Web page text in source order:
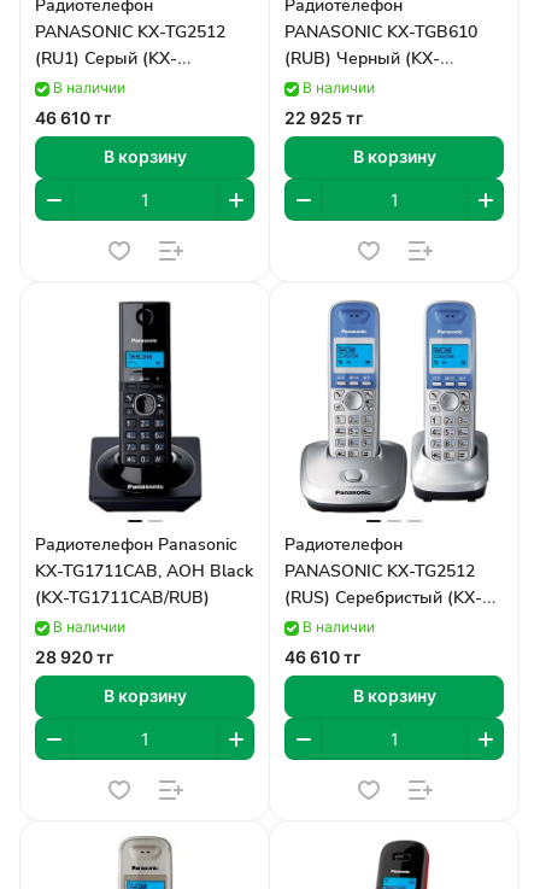
Радиотелефон
PANASONIC KX-TG2512
(RU1) Серый (KX-
TG2512RU1)
В наличии
46 610 тг
В корзину
Радиотелефон
PANASONIC KX-TGB610
(RUB) Черный (KX-
TGB610RUB)
В наличии
22 925 тг
В корзину
Радиотелефон Panasonic
KX-TG1711CAB, AOH Black
(KX-TG1711CAB/RUB)
В наличии
28 920 тг
В корзину
Радиотелефон
PANASONIC KX-TG2512
(RUS) Серебристый (KX-
TG2512RUS)
В наличии
46 610 тг
В корзину